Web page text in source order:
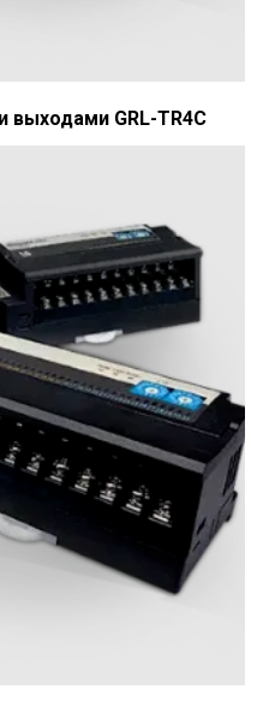
выходами GRL-TR4C